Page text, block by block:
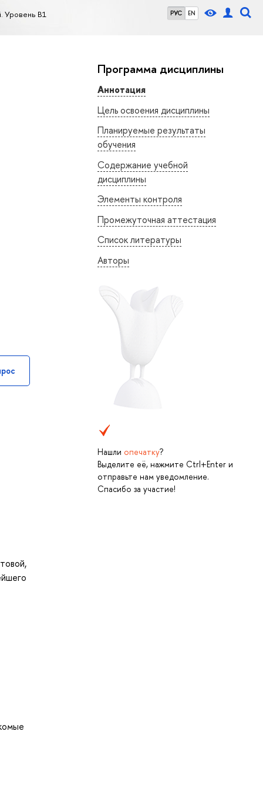
РУС EN
Уровень В1
Программа дисциплины
Аннотация
Цель освоения дисциплины
Планируемые результаты
обучения
Содержание учебной
дисциплины
Элементы контроля
Промежуточная аттестация
Список литературы
Авторы
Нашли опечатку?
Выделите её, нажмите Ctrl+Enter и
отправьте нам уведомление.
Спасибо за участие!